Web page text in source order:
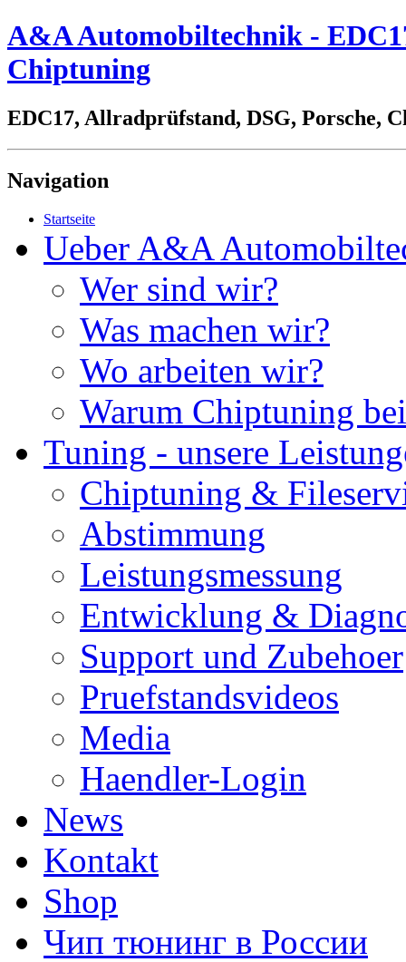
A&A Automobiltechnik -
Chiptuning
EDC17, Allradprüfstand, DSG, Porsche,
Navigation
Startseite
Ueber A&A
Wer sind wir?
Was machen wir?
Wo arbeiten wir?
Warum Chiptuning
Tuning - unsere
Chiptuning &
Abstimmung
Leistungsmessung
Entwicklung &
Support und Zubehoer
Pruefstandsvideos
Media
Haendler-Login
News
Kontakt
Shop
Чип тюнинг в России